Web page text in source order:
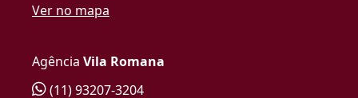
Ver no mapa
Agência Vila Romana
(11) 93207-3204